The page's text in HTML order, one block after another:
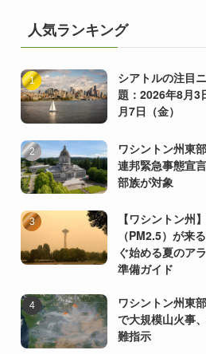
人気ランキング
シアトルの注目
題：2026年8月3
月7日（金）
ワシントン州東
連邦緊急事態宣
部族が対象
【ワシントン州
（PM2.5）が来
ぐ始める夏のア
準備ガイド
ワシントン州東
で大規模山火事
難指示